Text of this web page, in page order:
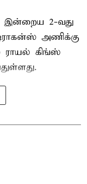
இன்றைய 2-வது
அணிக்கு
கிங்ஸ்